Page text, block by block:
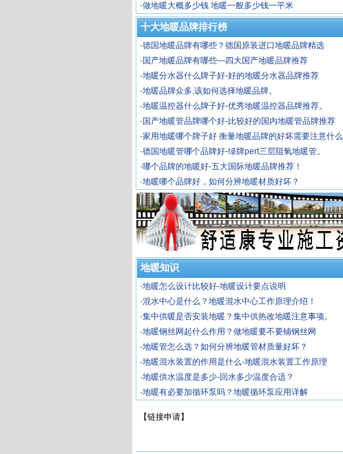
·做地暖大概多少钱 地暖一般多少钱一平米
十大地暖品牌排行榜
·德国地暖品牌有哪些？德国原装进口地暖品牌精选
· 国产地暖品牌有哪些—四大国产地暖品牌推荐
·地暖分水器什么牌子好-好的地暖分水器品牌推荐
·地暖品牌众多,该如何选择地暖品牌。
·地暖温控器什么牌子好-优秀地暖温控器品牌推荐。
· 国产地暖管品牌哪个好-比较好的国内地暖管品牌推荐
·家用地暖哪个牌子好 衡量地暖品牌的好坏需要注意什么
·德国地暖管哪个品牌好-绿牌pert三层阻氧地暖管。
·哪个品牌的地暖好-五大国际地暖品牌推荐！
·地暖哪个品牌好，如何分辨地暖材质好坏？
地暖知识
·地暖怎么设计比较好-地暖设计要点说明
·混水中心是什么？地暖混水中心工作原理介绍！
·集中供暖是否安装地暖？集中供热改地暖注意事项。
·地暖钢丝网起什么作用？做地暖要不要铺钢丝网
·地暖管怎么选？如何分辨地暖管材质量好坏？
·地暖混水装置的作用是什么-地暖混水装置工作原理
·地暖供水温度是多少-回水多少温度合适？
·地暖有必要加循环泵吗？地暖循环泵应用详解
【链接申请】